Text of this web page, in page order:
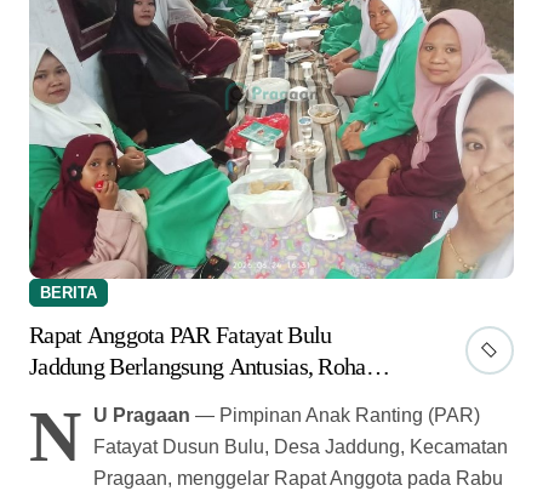
BERITA
Rapat Anggota PAR Fatayat Bulu
Jaddung Berlangsung Antusias, Rohami
N U Pragaan — Pimpinan Anak Ranting (PAR)
Fatayat Dusun Bulu, Desa Jaddung, Kecamatan
Pragaan, menggelar Rapat Anggota pada Rabu